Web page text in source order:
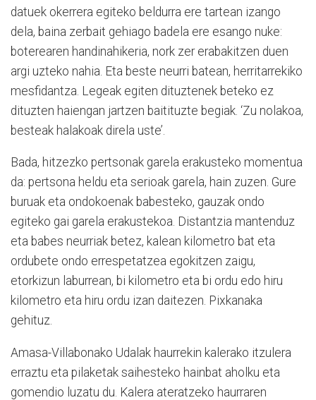
datuek okerrera egiteko beldurra ere tartean izango
dela, baina zerbait gehiago badela ere esango nuke:
boterearen handinahikeria, nork zer erabakitzen duen
argi uzteko nahia. Eta beste neurri batean, herritarrekiko
mesfidantza. Legeak egiten dituztenek beteko ez
dituzten haiengan jartzen baitituzte begiak. ‘Zu nolakoa,
besteak halakoak direla uste’.
Bada, hitzezko pertsonak garela erakusteko momentua
da: pertsona heldu eta serioak garela, hain zuzen. Gure
buruak eta ondokoenak babesteko, gauzak ondo
egiteko gai garela erakustekoa. Distantzia mantenduz
eta babes neurriak betez, kalean kilometro bat eta
ordubete ondo errespetatzea egokitzen zaigu,
etorkizun laburrean, bi kilometro eta bi ordu edo hiru
kilometro eta hiru ordu izan daitezen. Pixkanaka
gehituz.
Amasa-Villabonako Udalak haurrekin kalerako itzulera
erraztu eta pilaketak saihesteko hainbat aholku eta
gomendio luzatu du. Kalera ateratzeko haurraren